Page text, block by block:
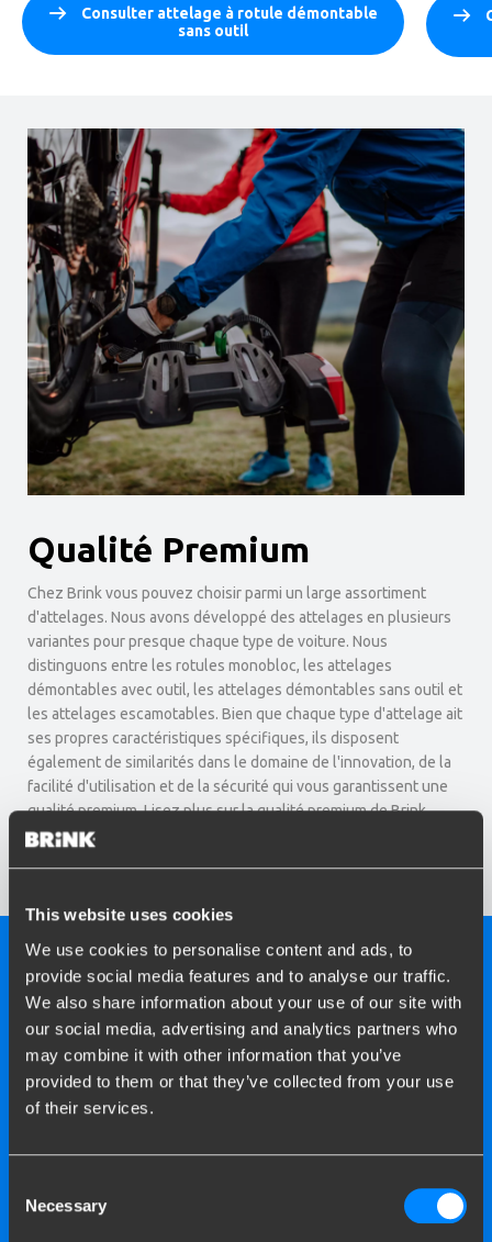
This website uses cookies
We use cookies to personalise content and ads, to
provide social media features and to analyse our traffic.
We also share information about your use of our site with
our social media, advertising and analytics partners who
may combine it with other information that you’ve
provided to them or that they’ve collected from your use
of their services.
Selection
Necessary
Consulter attelage à rotule démontable
sans outil
Qualité Premium
Chez Brink vous pouvez choisir parmi un large assortiment
d'attelages. Nous avons développé des attelages en plusieurs
variantes pour presque chaque type de voiture. Nous
distinguons entre les rotules monobloc, les attelages
démontables avec outil, les attelages démontables sans outil et
les attelages escamotables. Bien que chaque type d'attelage ait
ses propres caractéristiques spécifiques, ils disposent
également de similarités dans le domaine de l'innovation, de la
facilité d'utilisation et de la sécurité qui vous garantissent une
qualité premium. Lisez plus sur la qualité premium de Brink.